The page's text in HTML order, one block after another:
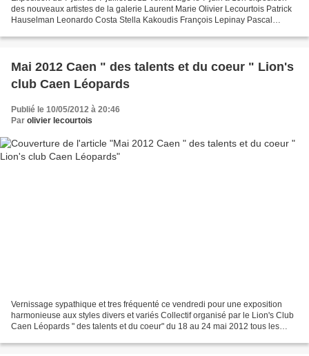
des nouveaux artistes de la galerie Laurent Marie Olivier Lecourtois Patrick
Hauselman Leonardo Costa Stella Kakoudis François Lepinay Pascal
Mai 2012 Caen " des talents et du coeur " Lion's
club Caen Léopards
Publié le 10/05/2012 à 20:46
Par olivier lecourtois
Vernissage sypathique et tres fréquenté ce vendredi pour une exposition
harmonieuse aux styles divers et variés Collectif organisé par le Lion's Club
Caen Léopards " des talents et du coeur" du 18 au 24 mai 2012 tous les